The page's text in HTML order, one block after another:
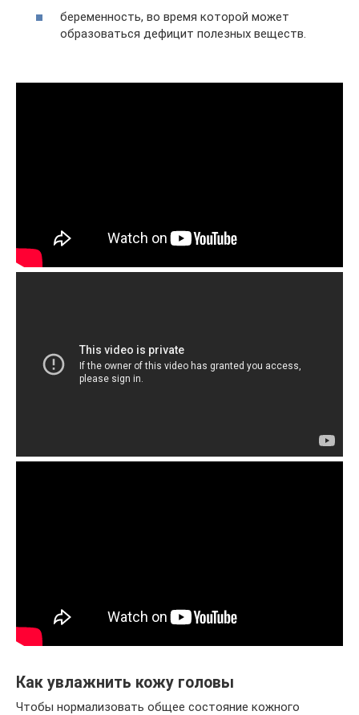
беременность, во время которой может
образоваться дефицит полезных веществ.
Как увлажнить кожу головы
Чтобы нормализовать общее состояние кожного